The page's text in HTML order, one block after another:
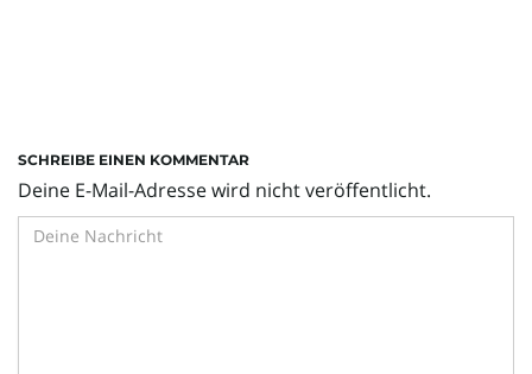
SCHREIBE EINEN KOMMENTAR
Deine E-Mail-Adresse wird nicht veröffentlicht.